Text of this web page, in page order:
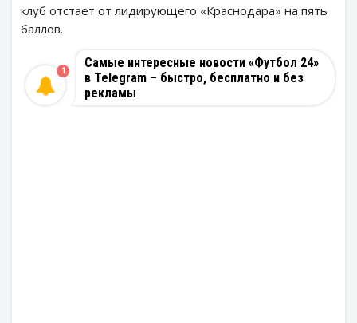
клуб отстает от лидирующего «Краснодара» на пять
баллов.
Самые интересные новости «Футбол 24»
в Telegram – быстро, бесплатно и без
рекламы
1